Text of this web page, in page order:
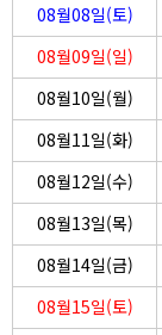
08월08일(토)
08월09일(일)
08월10일(월)
08월11일(화)
08월12일(수)
08월13일(목)
08월14일(금)
08월15일(토)